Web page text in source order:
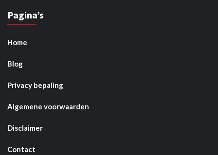
Pagina’s
Home
Blog
Privacy bepaling
Algemene voorwaarden
Disclaimer
Contact